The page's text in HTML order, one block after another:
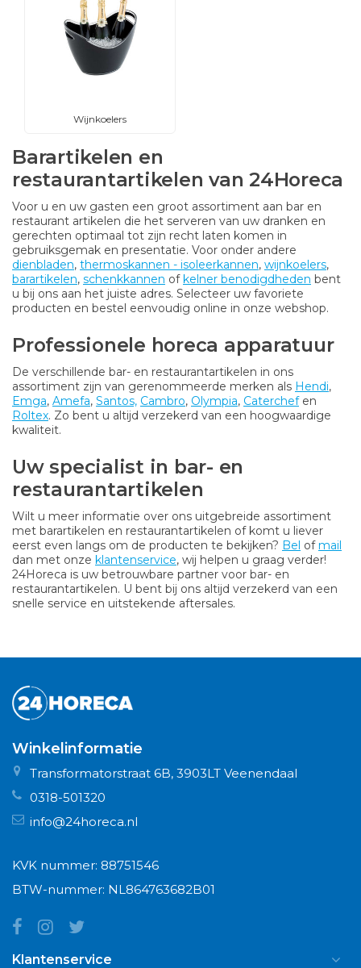
Wijnkoelers
Barartikelen en
restaurantartikelen van 24Horeca
Voor u en uw gasten een groot assortiment aan bar en
restaurant artikelen die het serveren van uw dranken en
gerechten optimaal tot zijn recht laten komen in
gebruiksgemak en presentatie. Voor onder andere
dienbladen, thermoskannen - isoleerkannen, wijnkoelers,
barartikelen, schenkkannen ofkelner benodigdheden bent
u bij ons aan het juiste adres. Selecteer uw favoriete
producten en bestel eenvoudig online in onze webshop.
Professionele horeca apparatuur
De verschillende bar- en restaurantartikelen in ons
assortiment zijn van gerenommeerde merken als Hendi,
Emga, Amefa, Santos, Cambro, Olympia, Caterchefen
Roltex. Zo bent u altijd verzekerd van een hoogwaardige
kwaliteit.
Uw specialist in bar- en
restaurantartikelen
Wilt u meer informatie over ons uitgebreide assortiment
met barartikelen en restaurantartikelen of komt u liever
eerst even langs om de producten te bekijken? Bel ofmail
dan met onze klantenservice, wij helpen u graag verder!
24Horeca is uw betrouwbare partner voor bar- en
restaurantartikelen. U bent bij ons altijd verzekerd van een
snelle service en uitstekende aftersales.
Winkelinformatie
Transformatorstraat 6B, 3903LT Veenendaal
0318-501320
info@24horeca.nl
KVK nummer: 88751546
BTW-nummer: NL864763682B01
Klantenservice